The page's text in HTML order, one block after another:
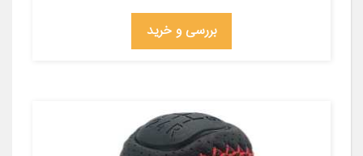
بررسی و خرید